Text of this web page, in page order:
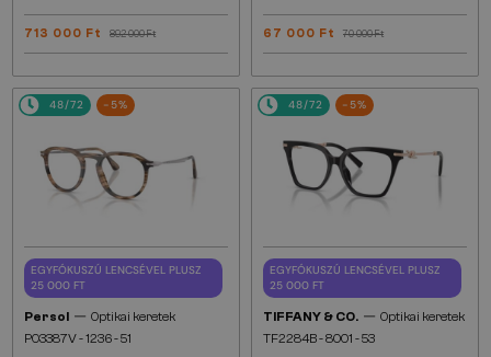
713 000 Ft 892 000 Ft 67 000 Ft 70 000 Ft
48/72 -5%
EGYFÓKUSZÚ LENCSÉVEL PLUSZ
25 000 FT
Persol — Optikai keretek
PO3387V - 1236 - 51
48/72 -5%
EGYFÓKUSZÚ LENCSÉVEL PLUSZ
25 000 FT
TIFFANY & CO. — Optikai keretek
TF2284B - 8001 - 53